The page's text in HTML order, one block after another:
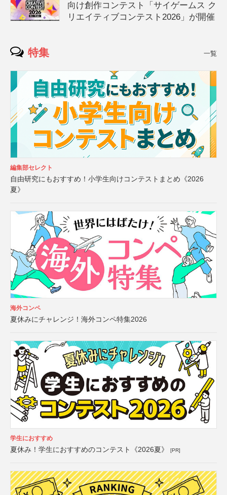
向け創作コンテスト「サイゲームス ク
リエイティブコンテスト2026」が開催
特集 一覧
編集部セレクト
自由研究にもおすすめ！小学生向けコンテストまとめ《2026
夏》
海外コンペ
夏休みにチャレンジ！海外コンペ特集2026
学生におすすめ
夏休み！学生におすすめのコンテスト《2026夏》 [PR]